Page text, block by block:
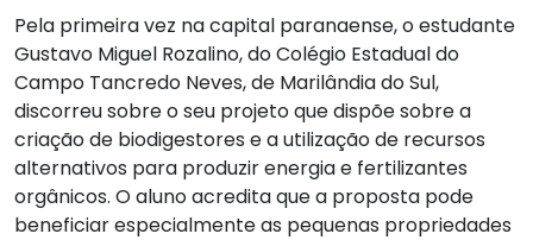
Pela primeira vez na capital paranaense, o estudante
Gustavo Miguel Rozalino, do Colégio Estadual do
Campo Tancredo Neves, de Marilândia do Sul,
discorreu sobre o seu projeto que dispõe sobre a
criação de biodigestores e a utilização de recursos
alternativos para produzir energia e fertilizantes
orgânicos. O aluno acredita que a proposta pode
beneficiar especialmente as pequenas propriedades